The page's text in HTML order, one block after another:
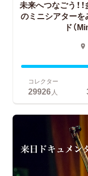
未来へつなごう！
のミニシアターを
ド（
コレクター
29926 人